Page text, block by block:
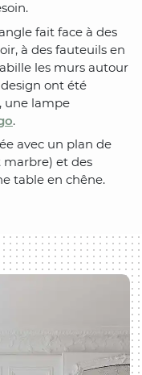
fait face à des
à des fauteuils en
les murs autour
ont été
, une lampe
.
avec un plan de
marbre) et des
table en chêne.